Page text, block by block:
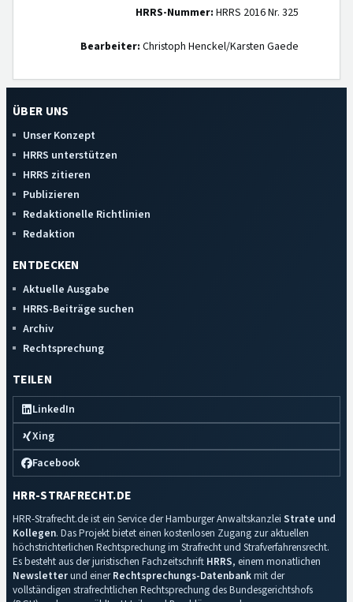
HRRS-Nummer: HRRS 2016 Nr. 325
Bearbeiter: Christoph Henckel/Karsten Gaede
ÜBER UNS
Unser Konzept
HRRS unterstützen
HRRS zitieren
Publizieren
Redaktionelle Richtlinien
Redaktion
ENTDECKEN
Aktuelle Ausgabe
HRRS-Beiträge suchen
Archiv
Rechtsprechung
TEILEN
LinkedIn
Xing
Facebook
HRR-STRAFRECHT.DE
HRR-Strafrecht.de ist ein Service der Hamburger Anwaltskanzlei Strate und
Kollegen. Das Projekt bietet einen kostenlosen Zugang zur aktuellen
höchstrichterlichen Rechtsprechung im Strafrecht und Strafverfahrensrecht.
Es besteht aus der juristischen Fachzeitschrift HRRS, einem monatlichen
Newsletterund einerRechtsprechungs-Datenbankmit der
vollständigen strafrechtlichen Rechtsprechung des Bundesgerichtshofs